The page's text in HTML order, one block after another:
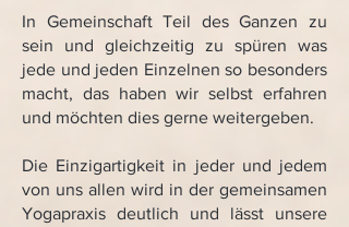
In Gemeinschaft Teil des Ganzen zu
sein und gleichzeitig zu spüren was
jede und jeden Einzelnen so besonders
macht, das haben wir selbst erfahren
und möchten dies gerne weitergeben.
Die Einzigartigkeit in jeder und jedem
von uns allen wird in der gemeinsamen
Yogapraxis deutlich und lässt unsere